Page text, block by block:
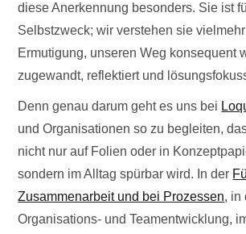
diese Anerkennung besonders. Sie ist
Selbstzweck; wir verstehen sie
Ermutigung, unseren Weg konsequent
zugewandt, reflektiert und
Denn genau darum geht es uns bei
und Organisationen so zu begleiten,
nicht nur auf Folien oder in
sondern im Alltag spürbar wird. In der
Zusammenarbeit und bei Prozessen, in
Organisations- und Teamentwicklung,